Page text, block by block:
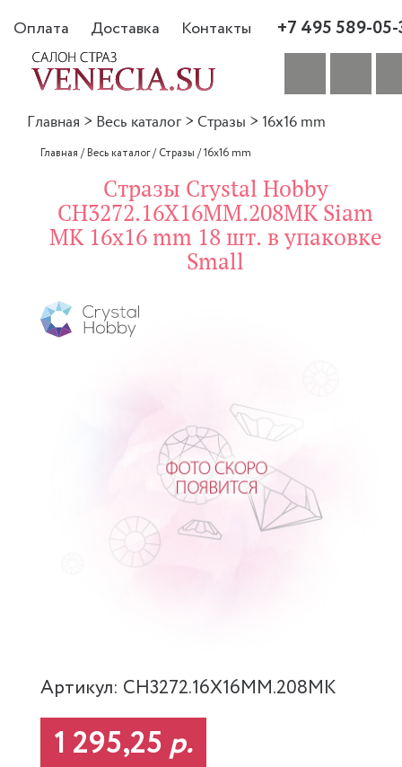
Оплата Доставка Контакты +7 495 589-
Главная > Весь каталог > Стразы > 16x16 mm
Главная /Весь каталог/Стразы /16x16 mm
Стразы Crystal Hobby
CH3272.16X16MM.208MK Siam
MK 16x16 mm 18 шт. в упаковке
Small
Артикул: CH3272.16X16MM.208MK
1 295,25 р.